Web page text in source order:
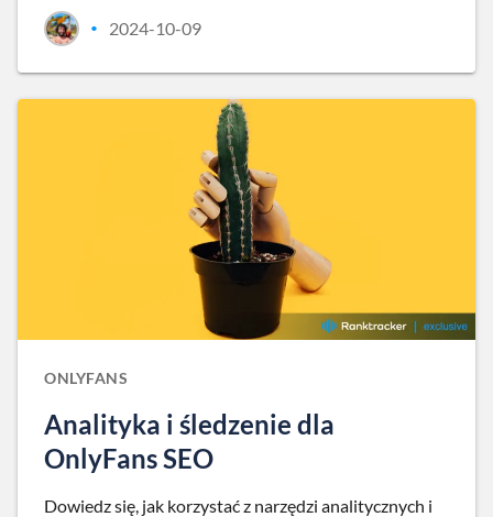
• 2024-10-09
ONLYFANS
Analityka i śledzenie dla
OnlyFans SEO
Dowiedz się, jak korzystać z narzędzi analitycznych i